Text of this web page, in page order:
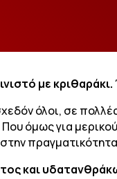
με
όλοι, σε
όμως για
και